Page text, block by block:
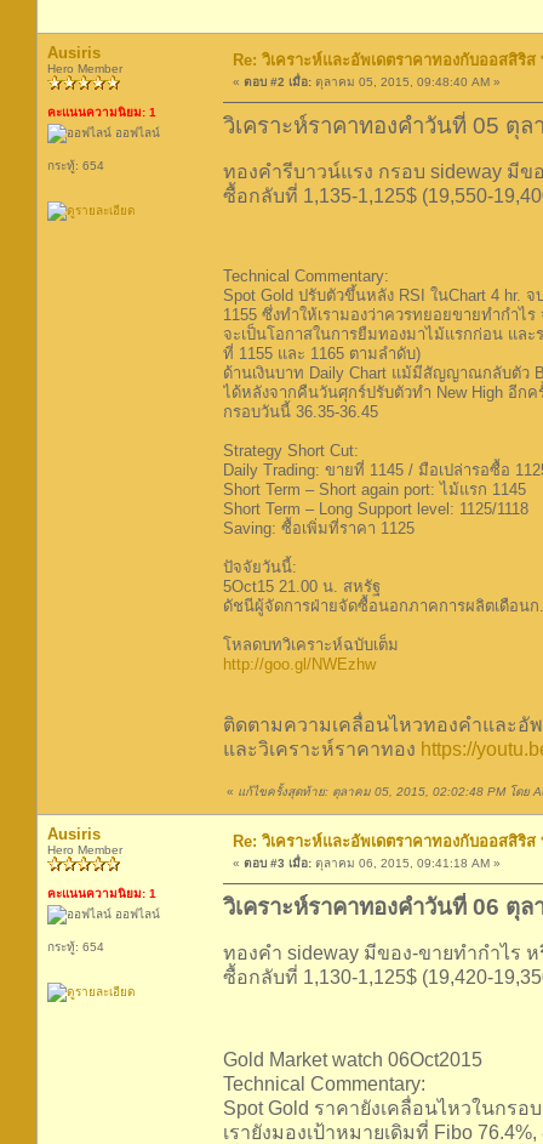
Ausiris
Hero Member
คะแนนความนิยม: 1
ออฟไลน์
กระทู้: 654
Re: วิเคราะห์และอัพเดตราคาทองกับออสสิริ
« ตอบ #2 เมื่อ: ตุลาคม 05, 2015, 09:48:40 AM »
วิเคราะห์ราคาทองคำวันที่ 05 ตุล
ทองคำรีบาวน์แรง กรอบ sideway มีข
ซื้อกลับที่ 1,135-1,125$ (19,550-
Technical Commentary:
Spot Gold ปรับตัวขึ้นหลัง RSI ในChart 4 hr.
1155 ซึ่งทำให้เรามองว่าควรทยอยขายทำกำ
จะเป็นโอกาสในการยืมทองมาไม้แรกก่อน แล
ที่ 1155 และ 1165 ตามลำดับ)
ด้านเงินบาท Daily Chart แม้มีสัญญาณกลับตัว
ได้หลังจากคืนวันศุกร์ปรับตัวทำ New High อีก
กรอบวันนี้ 36.35-36.45
Strategy Short Cut:
Daily Trading: ขายที่ 1145 / มือเปล่ารอซื้อ
Short Term – Short again port: ไม้แรก 1145
Short Term – Long Support level: 1125/1118
Saving: ซื้อเพิ่มที่ราคา 1125
ปัจจัยวันนี้:
5Oct15 21.00 น. สหรัฐ
ดัชนีผู้จัดการฝ่ายจัดซื้อนอกภาคการผลิตเดือนก
โหลดบทวิเคราะห์ฉบับเต็ม
http://goo.gl/NWEzhw
ติดตามความเคลื่อนไหวทองคำและอั
และวิเคราะห์ราคาทอง https://
« แก้ไขครั้งสุดท้าย: ตุลาคม 05, 2015, 02:02:48 PM โดย
Ausiris
Hero Member
คะแนนความนิยม: 1
ออฟไลน์
กระทู้: 654
Re: วิเคราะห์และอัพเดตราคาทองกับออสสิริ
« ตอบ #3 เมื่อ: ตุลาคม 06, 2015, 09:41:18 AM »
วิเคราะห์ราคาทองคำวันที่ 06 ตุล
ทองคำ sideway มีของ-ขายทำกำไร
ซื้อกลับที่ 1,130-1,125$ (19,420-
Gold Market watch 06Oct2015
Technical Commentary:
Spot Gold ราคายังเคลื่อนไหวในกร
เรายังมองเป้าหมายเดิมที่ Fibo